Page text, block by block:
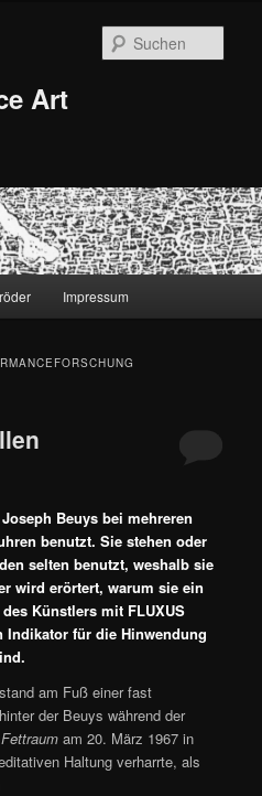
Art
Impressum
Beuys bei mehreren
benutzt. Sie stehen oder
selten benutzt, weshalb sie
wird erörtert, warum sie ein
Künstlers mit FLUXUS
für die Hinwendung
am Fuß einer fast
der Beuys während der
am 20. März 1967 in
Haltung verharrte, als